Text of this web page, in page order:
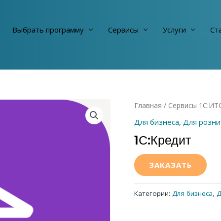
Выбрать программу Сервисы Услуги
Главная / Сервисы
Для бизнеса, Для
1С:Кредит
ЗАКАЗАТЬ
Категории: Для бизнеса,